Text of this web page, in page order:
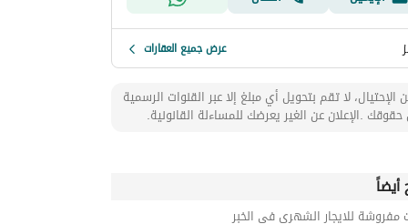
عرض جميع العقارات
الإحتيال، لا تقم بتحويل أي مبلغ إلا عبر القنوات الرسمية
.الإعلان عن الغير يعرضك للمساءلة القانونية.
مفروشة للايجار الشهري في الخبر